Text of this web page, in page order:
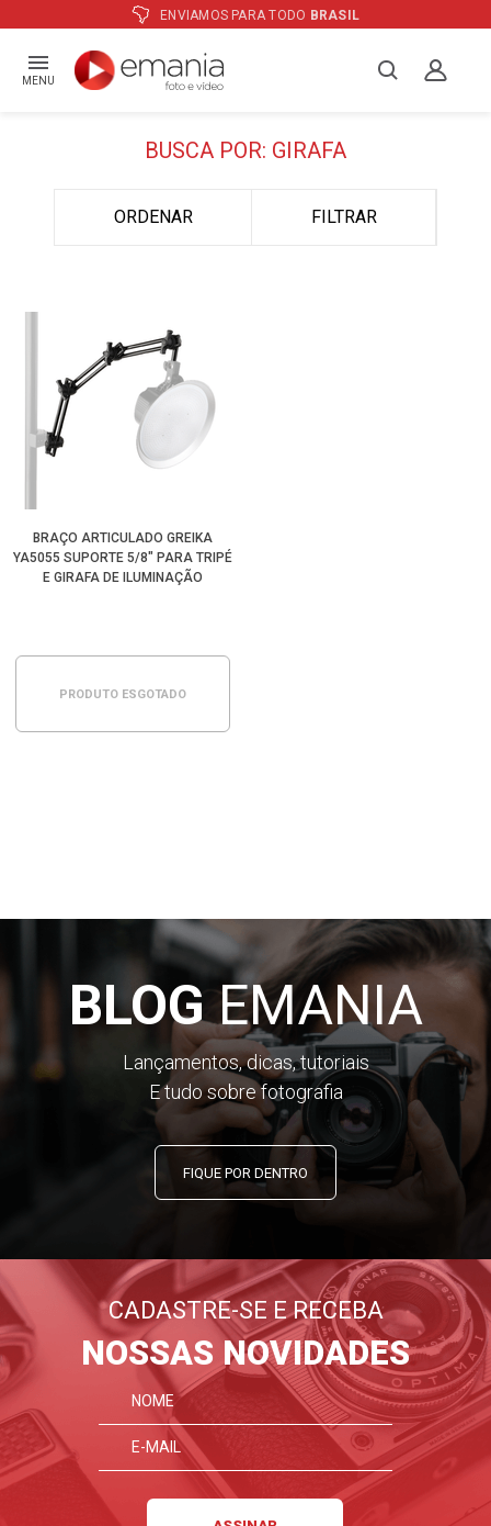
ENVIAMOS PARA TODO BRASIL
MENU
BUSCA POR: GIRAFA
ORDENAR FILTRAR
BRAÇO ARTICULADO GREIKA
YA5055 SUPORTE 5/8" PARA TRIPÉ
E GIRAFA DE ILUMINAÇÃO
PRODUTO ESGOTADO
BLOGEMANIA
Lançamentos, dicas, tutoriais
E tudo sobre fotografia
FIQUE POR DENTRO
CADASTRE-SE E RECEBA
NOSSAS NOVIDADES